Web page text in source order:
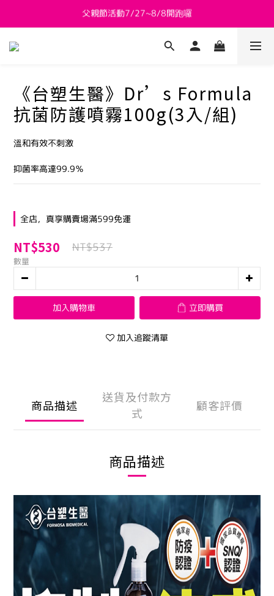
新會員送 $800購物金
新會員送 $800購物金
父親節活動7/27~8/8開跑囉
《台塑生醫》Dr’s Formula
抗菌防護噴霧100g(3入/組)
溫和有效不刺激
抑菌率高達99.9％
全店，真享購賣場滿599免運
NT$530 NT$537
數量
加入購物車 立即購買
加入追蹤清單
商品描述
送貨及付款方
式
顧客評價
商品描述